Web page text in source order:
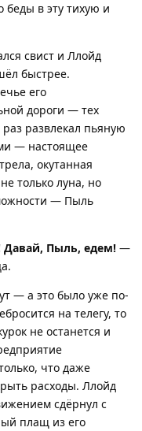
беды в эту тихую и
свист и Ллойд
быстрее.
его
дороги — тех
развлекал пьяную
— настоящее
окутанная
только луна, но
— Пыль
Давай, Пыль, едем! —
— а это было уже по-
на телегу, то
не останется и
что даже
расходы. Ллойд
сдёрнул с
плащ из его